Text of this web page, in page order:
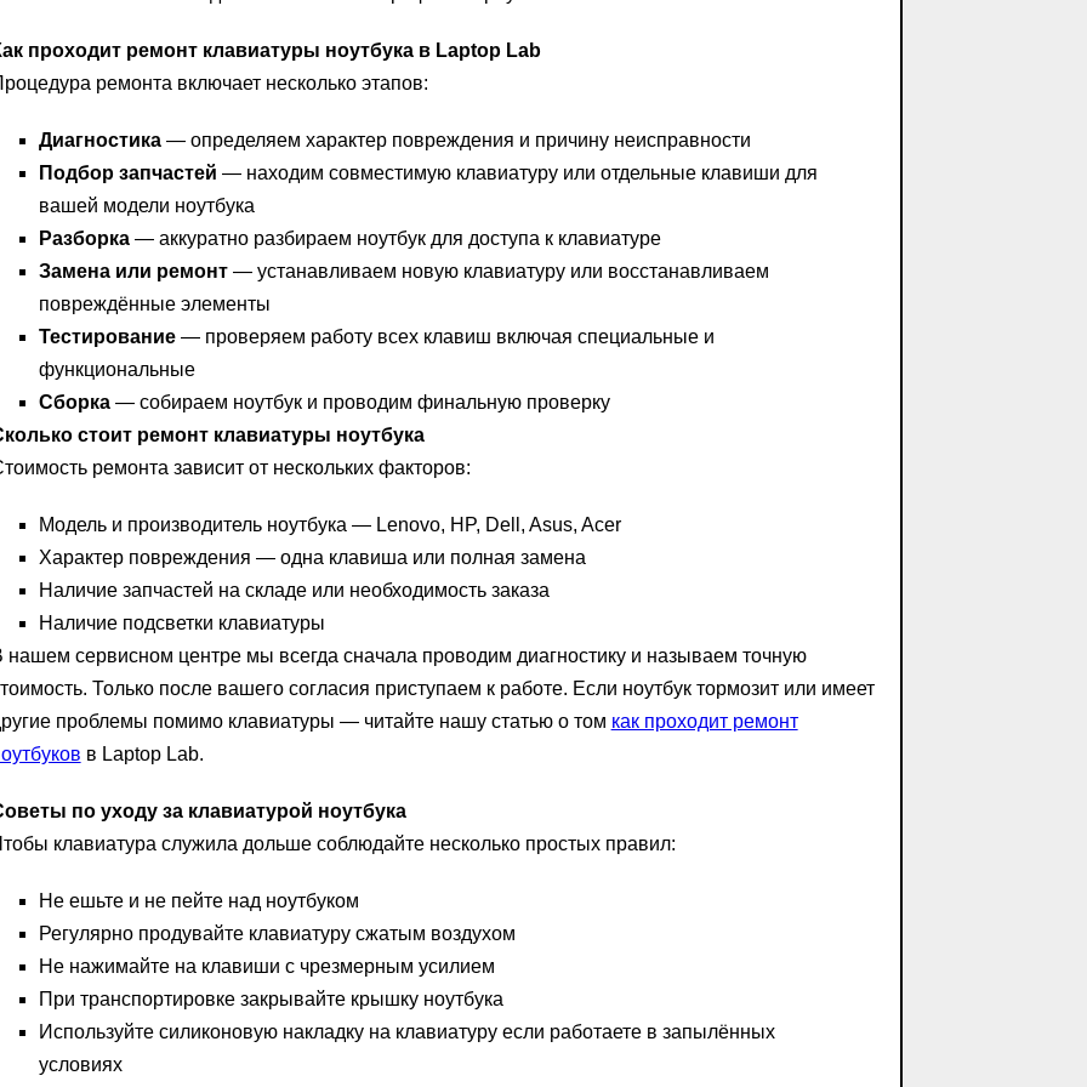
проходит ремонт клавиатуры ноутбука в Laptop Lab
ремонта включает несколько этапов:
Диагностика— определяем характер повреждения и причину неисправности
Подбор запчастей — находим совместимую клавиатуру или отдельные клавиши для
вашей модели ноутбука
Разборка— аккуратно разбираем ноутбук для доступа к клавиатуре
Замена или ремонт— устанавливаем новую клавиатуру или восстанавливаем
повреждённые элементы
Тестирование— проверяем работу всех клавиш включая специальные и
функциональные
Сборка— собираем ноутбук и проводим финальную проверку
стоит ремонт клавиатуры ноутбука
ремонта зависит от нескольких факторов:
Модель и производитель ноутбука — Lenovo, HP, Dell, Asus, Acer
Характер повреждения — одна клавиша или полная замена
Наличие запчастей на складе или необходимость заказа
Наличие подсветки клавиатуры
нашем сервисном центре мы всегда сначала проводим диагностику и называем точную
Только после вашего согласия приступаем к работе. Если ноутбук тормозит или имеет
проблемы помимо клавиатуры — читайте нашу статью о том как проходит ремонт
в Laptop Lab.
по уходу за клавиатурой ноутбука
клавиатура служила дольше соблюдайте несколько простых правил:
Не ешьте и не пейте над ноутбуком
Регулярно продувайте клавиатуру сжатым воздухом
Не нажимайте на клавиши с чрезмерным усилием
При транспортировке закрывайте крышку ноутбука
Используйте силиконовую накладку на клавиатуру если работаете в запылённых
условиях